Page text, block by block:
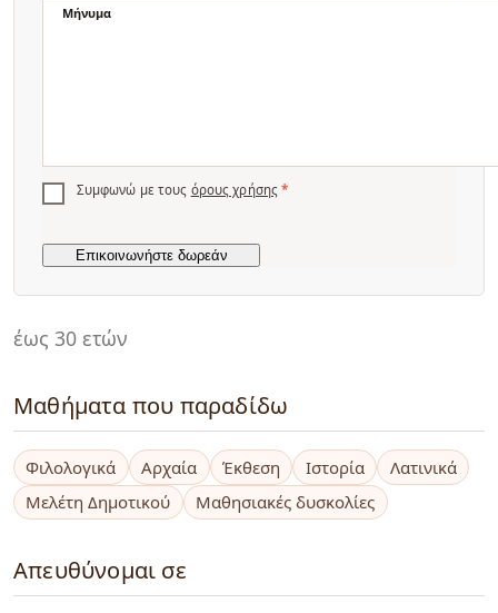
έως 30 ετών
Μαθήματα που παραδίδω
Φιλολογικά Αρχαία Έκθεση Ιστορία
Λατινικά
Μελέτη Δημοτικού
Μαθησιακές δυσκολίες
Απευθύνομαι σε
Μήνυμα
Συμφωνώ με τους όρους χρήσης *